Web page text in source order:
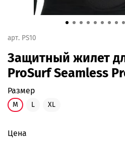
арт. PS10
Защитный жилет
ProSurf Seamless
размер
M L XL
Цена